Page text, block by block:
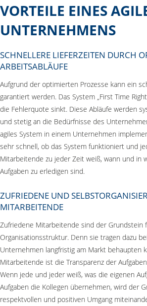
VORTEILE EINES
UNTERNEHMENS
SCHNELLERE LIEFERZEITEN DURCH
ARBEITSABLÄUFE
Aufgrund der optimierten Prozesse kann ein
garantiert werden. Das System „First Time
die Fehlerquote sinkt. Diese Abläufe werden
und stetig an die Bedürfnisse des
agiles System in einem Unternehmen
sehr schnell, ob das System funktioniert und
Mitarbeitende zu jeder Zeit weiß, wann und in
Aufgaben zu erledigen sind.
ZUFRIEDENE UND
MITARBEITENDE
Zufriedene Mitarbeitende sind der Grundstein
Organisationsstruktur. Denn sie tragen dazu
Unternehmen langfristig am Markt behaupten
Mitarbeitende ist die Transparenz der
Wenn jede und jeder weiß, was die eigenen
Aufgaben die Kollegen übernehmen, wird der
respektvollen und positiven Umgang